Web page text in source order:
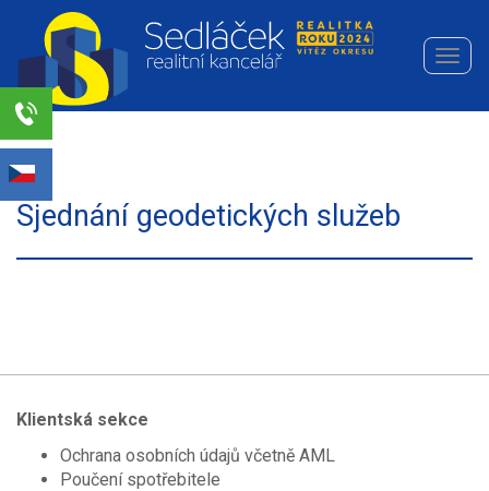
Realitní
kancelář
Sedláček
s.r.o.
Sjednání geodetických služeb
Klientská sekce
Ochrana osobních údajů včetně AML
Poučení spotřebitele